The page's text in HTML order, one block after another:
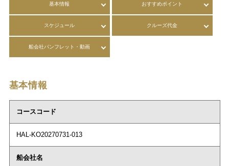
基本情報 おすすめポイント
スケジュール クルーズ代金
船会社パンフレット・動画
基本情報
コースコード
HAL-KO20270731-013
船会社名